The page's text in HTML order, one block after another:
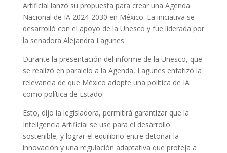
Artificial lanzó su propuesta para crear una Agenda
Nacional de IA 2024-2030 en México. La iniciativa se
desarrolló con el apoyo de la Unesco y fue liderada por
la senadora Alejandra Lagunes.
Durante la presentación del informe de la Unesco, que
se realizó en paralelo a la Agenda, Lagunes enfatizó la
relevancia de que México adopte una política de IA
como política de Estado.
Esto, dijo la legisladora, permitirá garantizar que la
Inteligencia Artificial se use para el desarrollo
sostenible, y lograr el equilibrio entre detonar la
innovación y una regulación adaptativa que proteja a